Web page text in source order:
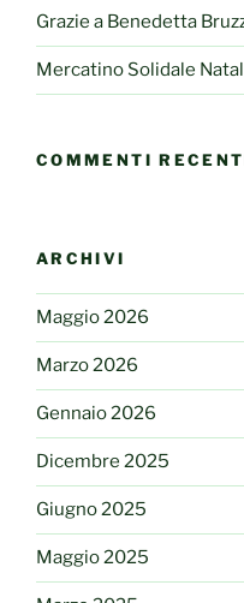
Grazie a Benedetta
Mercatino Solidale
COMMENTI
ARCHIVI
Maggio 2026
Marzo 2026
Gennaio 2026
Dicembre 2025
Giugno 2025
Maggio 2025